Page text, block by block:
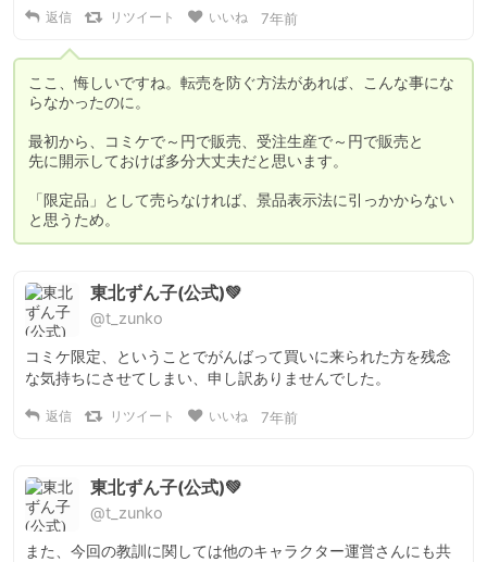
返信 リツイート いいね 7年前
ここ、悔しいですね。転売を防ぐ方法があれば、こんな事にな
らなかったのに。
最初から、コミケで～円で販売、受注生産で～円で販売と
先に開示しておけば多分大丈夫だと思います。
「限定品」として売らなければ、景品表示法に引っかからない
と思うため。
東北ずん子(公式)💚
@t_zunko
コミケ限定、ということでがんばって買いに来られた方を残念
な気持ちにさせてしまい、申し訳ありませんでした。
返信 リツイート いいね 7年前
東北ずん子(公式)💚
@t_zunko
また、今回の教訓に関しては他のキャラクター運営さんにも共